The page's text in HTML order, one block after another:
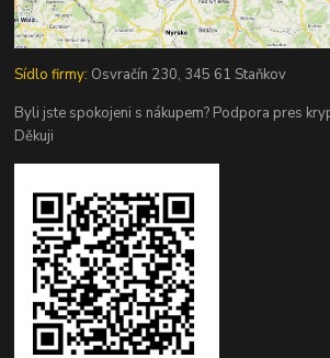
Sídlo firmy: Osvračín 230, 345 61 Staňkov
Byli jste spokojeni s nákupem? Podpora pres
Děkuji